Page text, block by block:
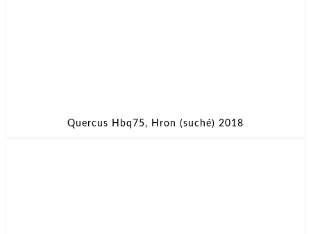
Quercus Hbq75, Hron (suché) 2018